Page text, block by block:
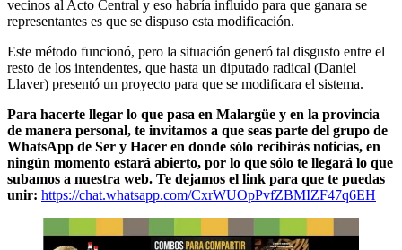
vecinos al Acto Central y eso habría influido para que ganara se
representantes es que se dispuso esta modificación.
Este método funcionó, pero la situación generó tal disgusto entre el
resto de los intendentes, que hasta un diputado radical (Daniel
Llaver) presentó un proyecto para que se modificara el sistema.
Para hacerte llegar lo que pasa en Malargüe y en la provincia
de manera personal, te invitamos a que seas parte del grupo de
WhatsApp de Ser y Hacer en donde sólo recibirás noticias, en
ningún momento estará abierto, por lo que sólo te llegará lo que
subamos a nuestra web. Te dejamos el link para que te puedas
unir: https://chat.whatsapp.com/CxrWUOpPvfZBMIZF47q6EH